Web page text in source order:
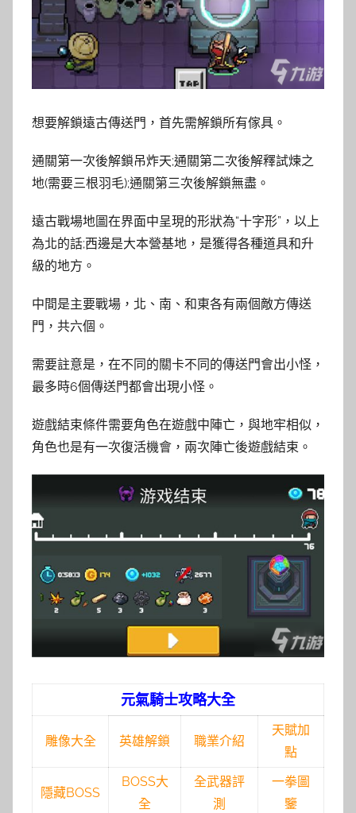
想要解鎖遠古傳送門，首先需解鎖所有傢具。
通關第一次後解鎖吊炸天;通關第二次後解釋試煉之
地(需要三根羽毛);通關第三次後解鎖無盡。
遠古戰場地圖在界面中呈現的形狀為“十字形”，以上
為北的話;西邊是大本營基地，是獲得各種道具和升
級的地方。
中間是主要戰場，北、南、和東各有兩個敵方傳送
門，共六個。
需要註意是，在不同的關卡不同的傳送門會出小怪，
最多時6個傳送門都會出現小怪。
遊戲結束條件需要角色在遊戲中陣亡，與地牢相似，
角色也是有一次復活機會，兩次陣亡後遊戲結束。
元氣騎士攻略大全
雕像大全 英雄解鎖 職業介紹
天賦加
點
隱藏BOSS
BOSS大
全
全武器評
測
一拳圖
鑒